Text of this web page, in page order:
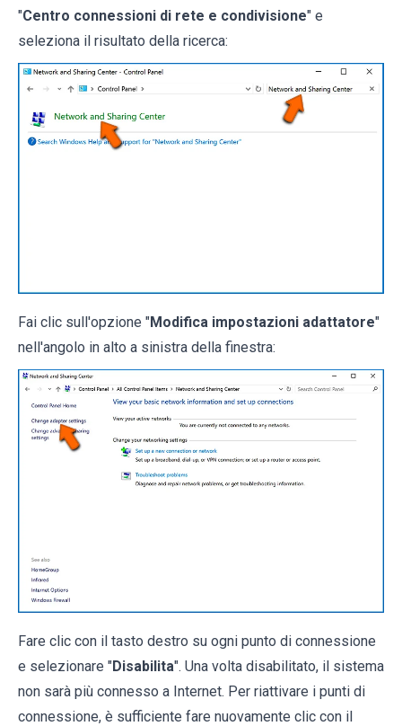
"Centro connessioni di rete e condivisione" e
seleziona il risultato della ricerca:
Fai clic sull'opzione "Modifica impostazioni adattatore"
nell'angolo in alto a sinistra della finestra:
Fare clic con il tasto destro su ogni punto di connessione
e selezionare "Disabilita". Una volta disabilitato, il sistema
non sarà più connesso a Internet. Per riattivare i punti di
connessione, è sufficiente fare nuovamente clic con il